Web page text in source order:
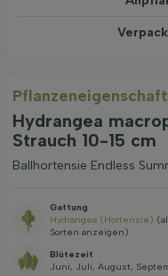
Hydrangea
Strauch 10-15 cm
Ballhortensie Endless
Gattung
Hydrangea (Hortensie)
Sorten anzeigen)
Blütezeit
Juni, Juli, August,